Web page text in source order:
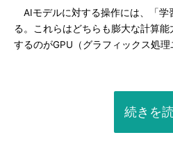
AIモデルに対する操作には、「学
る。これらはどちらも膨大な計算
するのがGPU（グラフィックス処理
続きを